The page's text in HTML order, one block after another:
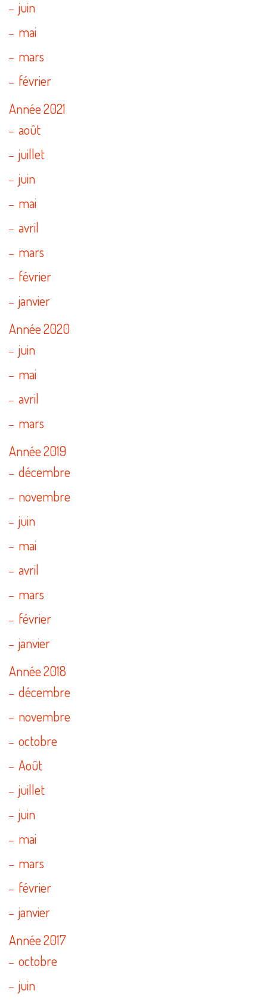
juin
mai
mars
février
Année 2021
août
juillet
juin
mai
avril
mars
février
janvier
Année 2020
juin
mai
avril
mars
Année 2019
décembre
novembre
juin
mai
avril
mars
février
janvier
Année 2018
décembre
novembre
octobre
Août
juillet
juin
mai
mars
février
janvier
Année 2017
octobre
juin